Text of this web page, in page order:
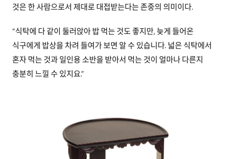
것은 한 사람으로서 제대로 대접받는다는 존중의 의미이다.
“식탁에 다 같이 둘러앉아 밥 먹는 것도 좋지만, 늦게 들어온
식구에게 밥상을 차려 들여가 보면 알 수 있습니다. 넓은 식탁에서
혼자 먹는 것과 일인용 소반을 받아서 먹는 것이 얼마나 다른지
충분히 느낄 수 있지요.”